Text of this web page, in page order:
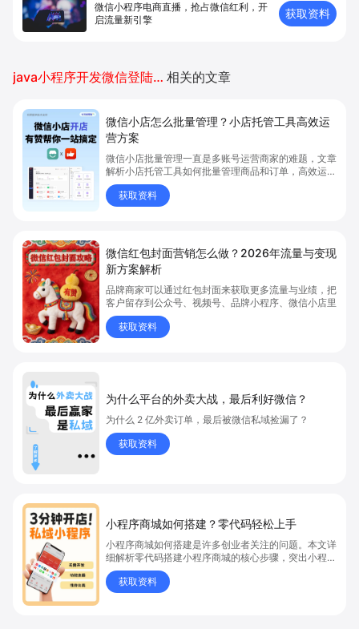
微信小程序电商直播，抢占微信红利，开
启流量新引擎
获取资料
java小程序开发微信登陆授权 相关的文章
微信小店怎么批量管理？小店托管工具高效运
营方案
微信小店批量管理一直是多账号运营商家的难题，文章
解析小店托管工具如何批量管理商品和订单，高效运营
多账号微信小店。通过智能同步、AI运营托管和丰富营
销玩法，全面提升门店管理效率。点击了解微信小店批
量管理、高效托管的实用方案！
获取资料
微信红包封面营销怎么做？2026年流量与变现
新方案解析
品牌商家可以通过红包封面来获取更多流量与业绩，把
客户留存到公众号、视频号、品牌小程序、微信小店里
获取资料
为什么平台的外卖大战，最后利好微信？
为什么 2 亿外卖订单，最后被微信私域捡漏了？
获取资料
小程序商城如何搭建？零代码轻松上手
小程序商城如何搭建是许多创业者关注的问题。本文详
细解析零代码搭建小程序商城的核心步骤，突出小程序
商城、商城搭建与零代码开店优势，帮助你轻松实现商
品上架、全渠道销售及高效会员运营，快速开启线上卖
货新模式。点击获取详细操作指南！
获取资料